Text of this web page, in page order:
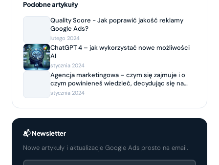
Podobne artykuły
Quality Score - Jak poprawić jakość reklamy
Google Ads?
lutego 2024
ChatGPT 4 – jak wykorzystać nowe możliwości
AI
stycznia 2024
Agencja marketingowa – czym się zajmuje i o
czym powinieneś wiedzieć, decydując się na
współpracę?
stycznia 2024
📬 Newsletter
Nowe artykuły i aktualizacje Google Ads prosto na email.